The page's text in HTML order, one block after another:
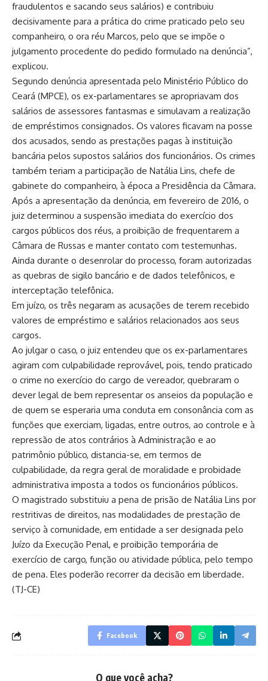
fraudulentos e sacando seus salários) e contribuiu
decisivamente para a prática do crime praticado pelo seu
companheiro, o ora réu Marcos, pelo que se impõe o
julgamento procedente do pedido formulado na denúncia”,
explicou.
Segundo denúncia apresentada pelo Ministério Público do
Ceará (MPCE), os ex-parlamentares se apropriavam dos
salários de assessores fantasmas e simulavam a realização
de empréstimos consignados. Os valores ficavam na posse
dos acusados, sendo as prestações pagas à instituição
bancária pelos supostos salários dos funcionários. Os crimes
também teriam a participação de Natália Lins, chefe de
gabinete do companheiro, à época a Presidência da Câmara.
Após a apresentação da denúncia, em fevereiro de 2016, o
juiz determinou a suspensão imediata do exercício dos
cargos públicos dos réus, a proibição de frequentarem a
Câmara de Russas e manter contato com testemunhas.
Ainda durante o desenrolar do processo, foram autorizadas
as quebras de sigilo bancário e de dados telefônicos, e
interceptação telefônica.
Em juízo, os três negaram as acusações de terem recebido
valores de empréstimo e salários relacionados aos seus
cargos.
Ao julgar o caso, o juiz entendeu que os ex-parlamentares
agiram com culpabilidade reprovável, pois, tendo praticado
o crime no exercício do cargo de vereador, quebraram o
dever legal de bem representar os anseios da população e
de quem se esperaria uma conduta em consonância com as
funções que exerciam, ligadas, entre outros, ao controle e à
repressão de atos contrários à Administração e ao
patrimônio público, distancia-se, em termos de
culpabilidade, da regra geral de moralidade e probidade
administrativa imposta a todos os funcionários públicos.
O magistrado substituiu a pena de prisão de Natália Lins por
restritivas de direitos, nas modalidades de prestação de
serviço à comunidade, em entidade a ser designada pelo
Juízo da Execução Penal, e proibição temporária de
exercício de cargo, função ou atividade pública, pelo tempo
de pena. Eles poderão recorrer da decisão em liberdade.
(TJ-CE)
Facebook
O que você acha?